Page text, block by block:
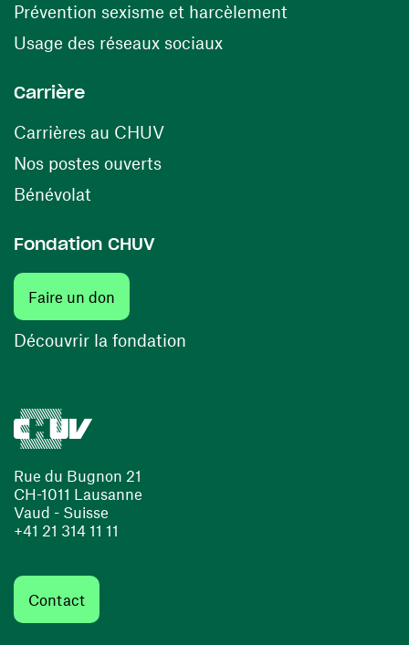
Rue du Bugnon 21
CH-1011 Lausanne
Vaud - Suisse
+41 21 314 11 11
Contact
Prévention sexisme et harcèlement
Usage des réseaux sociaux(ouvre une nouvelle
Carrière
Carrières au CHUV(ouvre une nouvelle fenêtre)
Nos postes ouverts(ouvre une nouvelle fenêtre)
Bénévolat
Fondation CHUV
Faire un don
Découvrir la fondation